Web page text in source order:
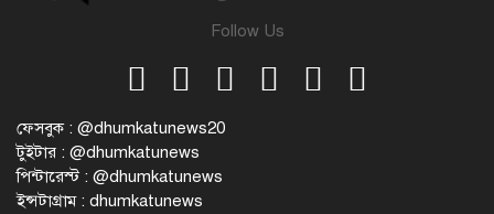
Follow Us
ফেসবুক : @dhumkatunews20
টুইটার : @dhumkatunews
পিন্টারেস্ট : @dhumkatunews
ইন্সটাগ্রাম : dhumkatunews